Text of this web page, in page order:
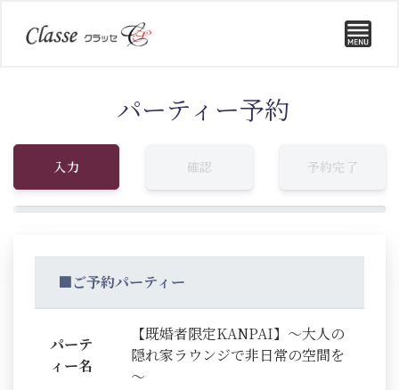
パーティー予約
入力 確認 予約完了
■ご予約パーティー
パーテ
ィー名
【既婚者限定KANPAI】～大人の
隠れ家ラウンジで非日常の空間を
～